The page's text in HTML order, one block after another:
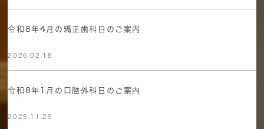
令和8年4月の矯正歯科日のご案内
2026.02.18
令和8年1月の口腔外科日のご案内
2025.11.29